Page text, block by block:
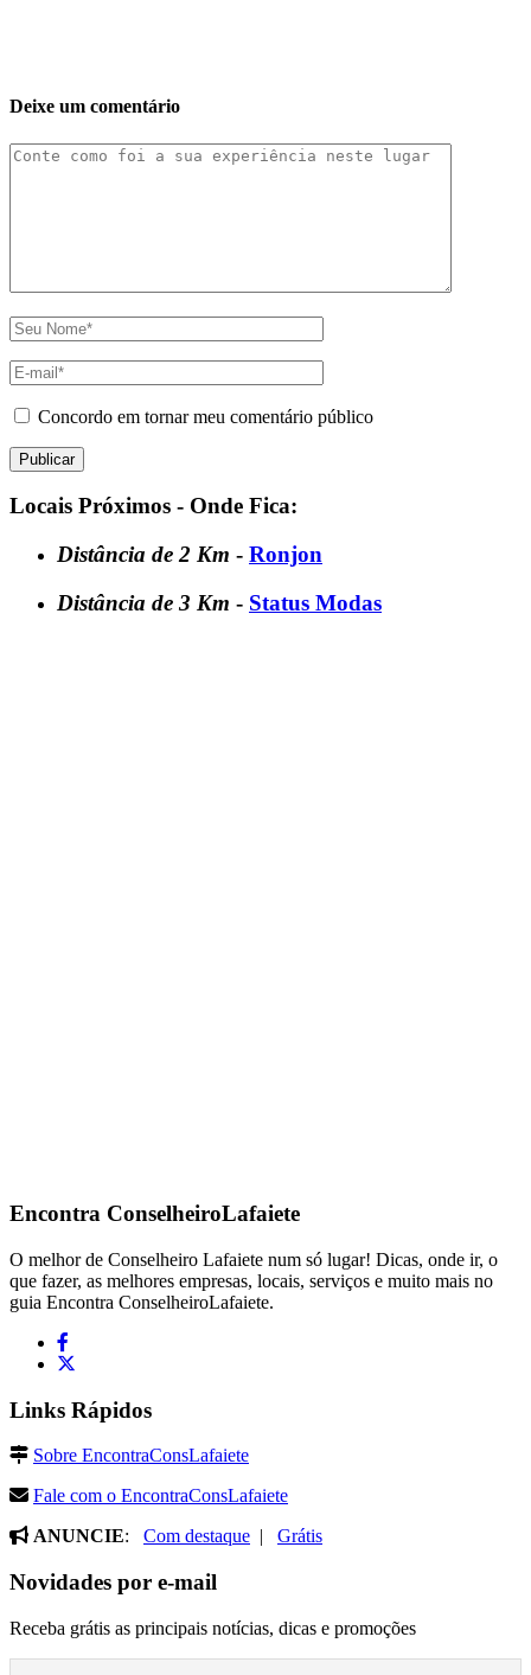
Deixe um comentário
Concordo em tornar meu comentário público
Locais Próximos - Onde Fica:
Distância de 2 Km - Ronjon
Distância de 3 Km - Status Modas
Encontra ConselheiroLafaiete
O melhor de Conselheiro Lafaiete num só lugar! Dicas, onde ir, o
que fazer, as melhores empresas, locais, serviços e muito mais no
guia Encontra ConselheiroLafaiete.
Links Rápidos
Sobre EncontraConsLafaiete
Fale com o EncontraConsLafaiete
ANUNCIE: Com destaque | Grátis
Novidades por e-mail
Receba grátis as principais notícias, dicas e promoções